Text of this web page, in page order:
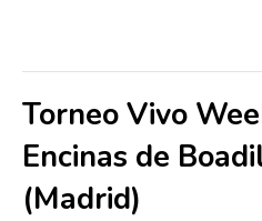
Torneo Vivo
Encinas de
(Madrid)